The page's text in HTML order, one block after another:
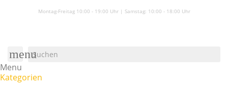
Montag-Freitag 10:00 - 19:00 Uhr | Samstag: 10:00 - 18:00 Uhr
menu
Menu
Kategorien